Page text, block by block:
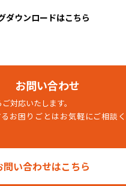
ダウンロードはこちら
お問い合わせ
対応いたします。
お困りごとはお気軽にご相談
問い合わせはこちら